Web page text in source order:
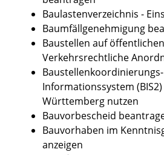
Baulastenverzeichnis -
Baumfällgenehmigung
Baustellen auf
Verkehrsrechtliche
Informationssystem
Württemberg nutzen
Bauvorbescheid
Bauvorhaben im
anzeigen